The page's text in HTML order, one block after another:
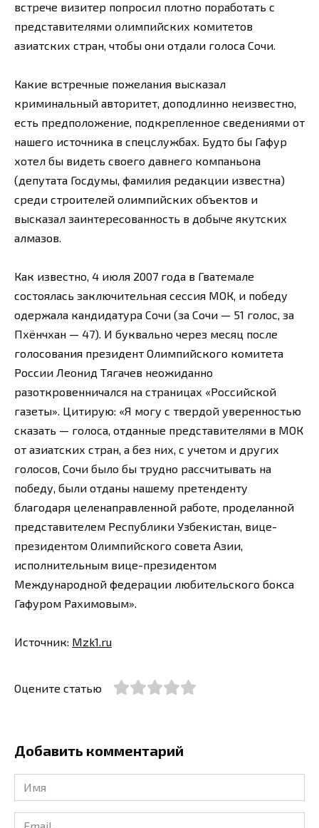
встрече визитер попросил плотно поработать с
представителями олимпийских комитетов
азиатских стран, чтобы они отдали голоса Сочи.
Какие встречные пожелания высказал
криминальный авторитет, доподлинно неизвестно,
есть предположение, подкрепленное сведениями от
нашего источника в спецслужбах. Будто бы Гафур
хотел бы видеть своего давнего компаньона
(депутата Госдумы, фамилия редакции известна)
среди строителей олимпийских объектов и
высказал заинтересованность в добыче якутских
алмазов.
Как известно, 4 июля 2007 года в Гватемале
состоялась заключительная сессия МОК, и победу
одержала кандидатура Сочи (за Сочи — 51 голос, за
Пхёнчхан — 47). И буквально через месяц после
голосования президент Олимпийского комитета
России Леонид Тягачев неожиданно
разоткровенничался на страницах «Российской
газеты». Цитирую: «Я могу с твердой уверенностью
сказать — голоса, отданные представителями в МОК
от азиатских стран, а без них, с учетом и других
голосов, Сочи было бы трудно рассчитывать на
победу, были отданы нашему претенденту
благодаря целенаправленной работе, проделанной
представителем Республики Узбекистан, вице-
президентом Олимпийского совета Азии,
исполнительным вице-президентом
Международной федерации любительского бокса
Гафуром Рахимовым».
Источник: Mzk1.ru
Оцените статью
Добавить комментарий
Имя
*
Email